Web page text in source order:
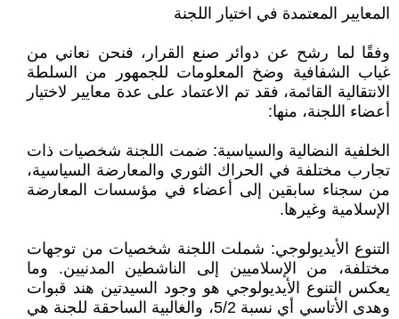
المعايير المعتمدة في اختيار اللجنة
وفقًا لما رشح عن دوائر صنع القرار، فنحن نعاني من
غياب الشفافية وضخ المعلومات للجمهور من السلطة
الانتقالية القائمة، فقد تم الاعتماد على عدة معايير لاختيار
أعضاء اللجنة، منها:
الخلفية النضالية والسياسية: ضمت اللجنة شخصيات ذات
تجارب مختلفة في الحراك الثوري والمعارضة السياسية،
من سجناء سابقين إلى أعضاء في مؤسسات المعارضة
الإسلامية وغيرها.
التنوع الأيديولوجي: شملت اللجنة شخصيات من توجهات
مختلفة، من الإسلاميين إلى الناشطين المدنيين. وما
يعكس التنوع الأيديولوجي هو وجود السيدتين هند قبوات
وهدى الأتاسي أي نسبة 5/2، والغالبية الساحقة للجنة هي